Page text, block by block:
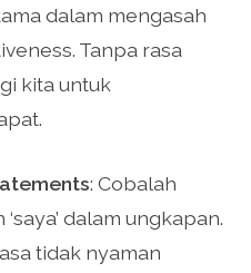
dalam mengasah
Tanpa rasa
kita untuk
: Cobalah
dalam ungkapan.
tidak nyaman